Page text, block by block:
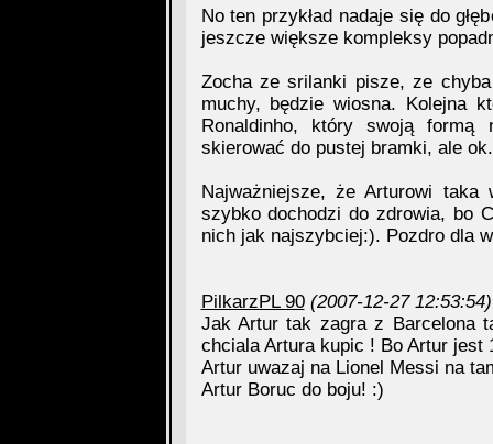
No ten przykład nadaje się do
jeszcze większe kompleksy
Zocha ze srilanki pisze, ze
muchy, będzie wiosna. Kolejna
Ronaldinho, który swoją
skierować do pustej bramki, ale
Najważniejsze, że Arturowi
szybko dochodzi do zdrowia, bo
nich jak najszybciej:). Pozdro dla
PilkarzPL 90 (2007-12-27 12:53:54)
Jak Artur tak zagra z Barcelona
chciala Artura kupic ! Bo Artur jest
Artur uwazaj na Lionel Messi na
Artur Boruc do boju! :)